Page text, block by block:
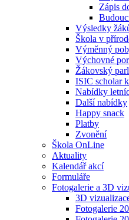
Zápis
Výsledky
Škola v
Výměnný
Výchovné
Žákovský
ISIC scholar
Nabídky
Další nabídky
Happy snack
Platby
Zvonění
Škola OnLine
Aktuality
Kalendář akcí
Formuláře
Fotogalerie a 3D
3D
Fotogalerie